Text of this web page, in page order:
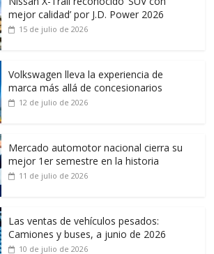
mejor calidad’ por J.D. Power 2026
15 de julio de 2026
Volkswagen lleva la experiencia de
marca más allá de concesionarios
12 de julio de 2026
Mercado automotor nacional cierra su
mejor 1er semestre en la historia
11 de julio de 2026
Las ventas de vehículos pesados:
Camiones y buses, a junio de 2026
10 de julio de 2026